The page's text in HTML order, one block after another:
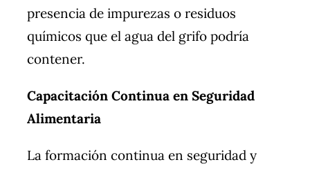
presencia de impurezas o residuos
químicos que el agua del grifo podría
contener.
Capacitación Continua en Seguridad
Alimentaria
La formación continua en seguridad y